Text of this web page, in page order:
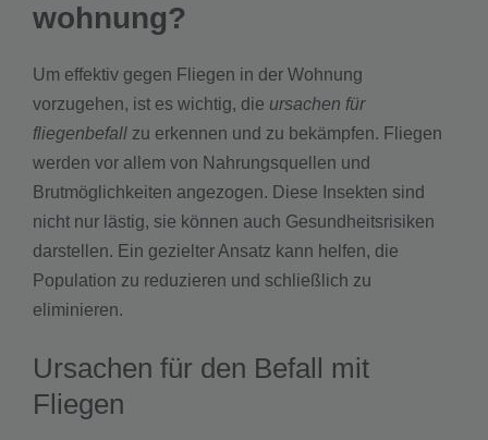
wohnung?
Um effektiv gegen Fliegen in der Wohnung
vorzugehen, ist es wichtig, die ursachen für
fliegenbefall zu erkennen und zu bekämpfen. Fliegen
werden vor allem von Nahrungsquellen und
Brutmöglichkeiten angezogen. Diese Insekten sind
nicht nur lästig, sie können auch Gesundheitsrisiken
darstellen. Ein gezielter Ansatz kann helfen, die
Population zu reduzieren und schließlich zu
eliminieren.
Ursachen für den Befall mit
Fliegen